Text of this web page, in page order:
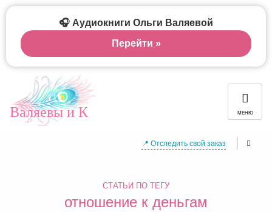
Валяевы и К МЕНЮ
📍 Отследить свой заказ
СТАТЬИ ПО ТЕГУ
отношение к деньгам
🎧 Аудиокниги Ольги Валяевой
Перейти »